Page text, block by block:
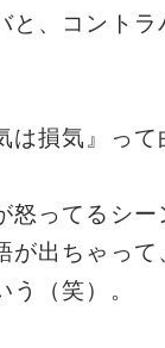
と、コント
は損気』っ
怒ってるシ
が出ちゃって
う（笑）。